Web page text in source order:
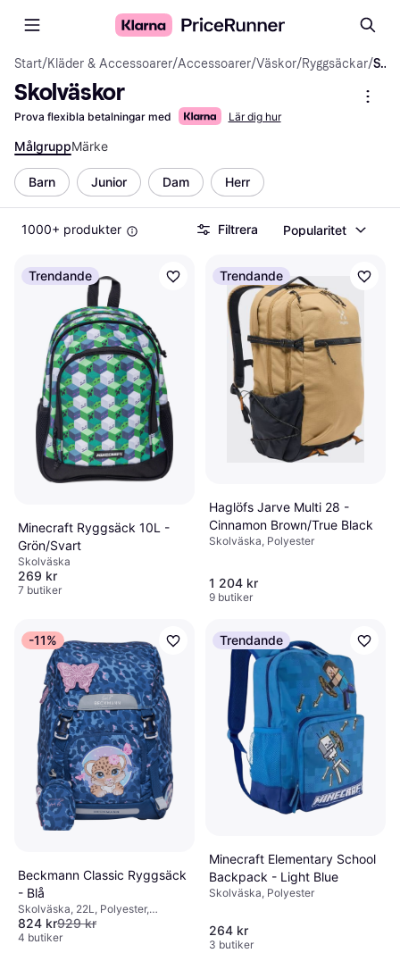
Start/Kläder & Accessoarer/Accessoarer/Väskor/Ryggsäckar/ Skolväskor
Skolväskor
Prova flexibla betalningar med Lär dig hur
MålgruppMärke
Barn Junior Dam Herr
1000+ produkter Filtrera Popularitet
Trendande
Minecraft Ryggsäck 10L -
Grön/Svart
Skolväska
269 kr
7 butiker
Trendande
Haglöfs Jarve Multi 28 -
Cinnamon Brown/True Black
Skolväska, Polyester
1 204 kr
9 butiker
-11%
Beckmann Classic Ryggsäck
- Blå
Skolväska, 22L, Polyester,
Höftrem, Regnskydd, Bröstrem
824 kr929 kr
4 butiker
Trendande
Minecraft Elementary School
Backpack - Light Blue
Skolväska, Polyester
264 kr
3 butiker